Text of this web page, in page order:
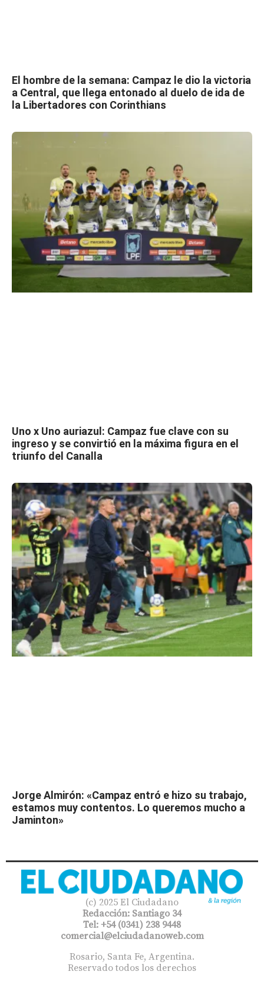
El hombre de la semana: Campaz le dio la victoria
a Central, que llega entonado al duelo de ida de
la Libertadores con Corinthians
Uno x Uno auriazul: Campaz fue clave con su
ingreso y se convirtió en la máxima figura en el
triunfo del Canalla
Jorge Almirón: «Campaz entró e hizo su trabajo,
estamos muy contentos. Lo queremos mucho a
Jaminton»
(c) 2025 El Ciudadano
Redacción: Santiago 34
Tel: +54 (0341) 238 9448
comercial@elciudadanoweb.com​
Rosario, Santa Fe, Argentina.
Reservado todos los derechos